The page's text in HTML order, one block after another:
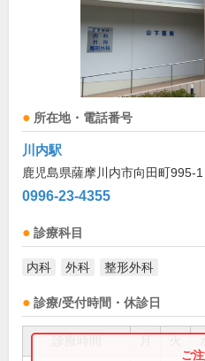
所在地・電話番号
川内駅
鹿児島県薩摩川内市向田町995-1
0996-23-4355
診療科目
内科 外科 整形外科
診療/受付時間・休診日